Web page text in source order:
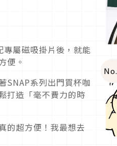
屬磁吸掛片後，就能
便。
SNAP系列出門買杯咖
打造「毫不費力的時
的超方便！我最想去
No.